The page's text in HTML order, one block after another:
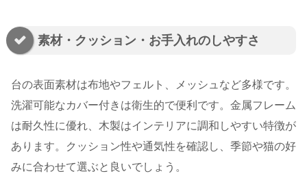
素材・クッション・お手入れのしやすさ
台の表面素材は布地やフェルト、メッシュなど多様です。
洗濯可能なカバー付きは衛生的で便利です。金属フレーム
は耐久性に優れ、木製はインテリアに調和しやすい特徴が
あります。クッション性や通気性を確認し、季節や猫の好
みに合わせて選ぶと良いでしょう。